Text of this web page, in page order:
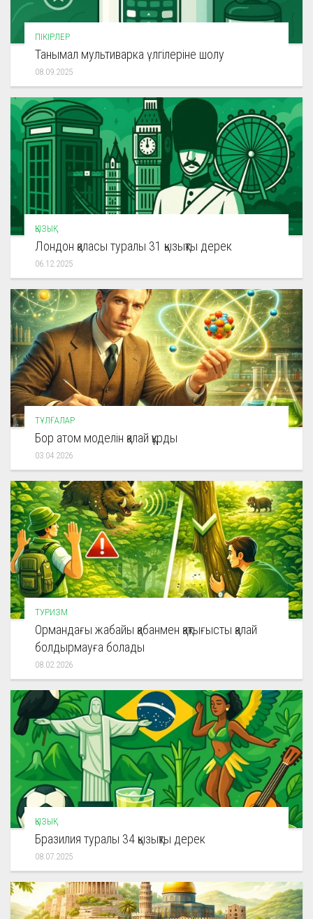
ПІКІРЛЕР
Танымал мультиварка үлгілеріне шолу
08.09.2025
ҚЫЗЫҚ
Лондон қаласы туралы 31 қызықты дерек
06.12.2025
ТҰЛҒАЛАР
Бор атом моделін қалай құрды
03.04.2026
ТУРИЗМ
Ормандағы жабайы қабанмен қақтығысты қалай
болдырмауға болады
08.02.2026
ҚЫЗЫҚ
Бразилия туралы 34 қызықты дерек
08.07.2025